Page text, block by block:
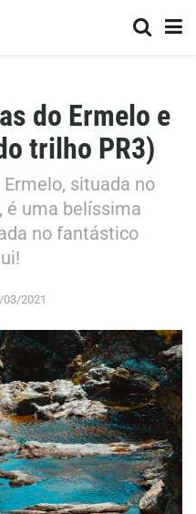
do Ermelo e
trilho PR3)
situada no
é uma belíssima
no fantástico
03/2021